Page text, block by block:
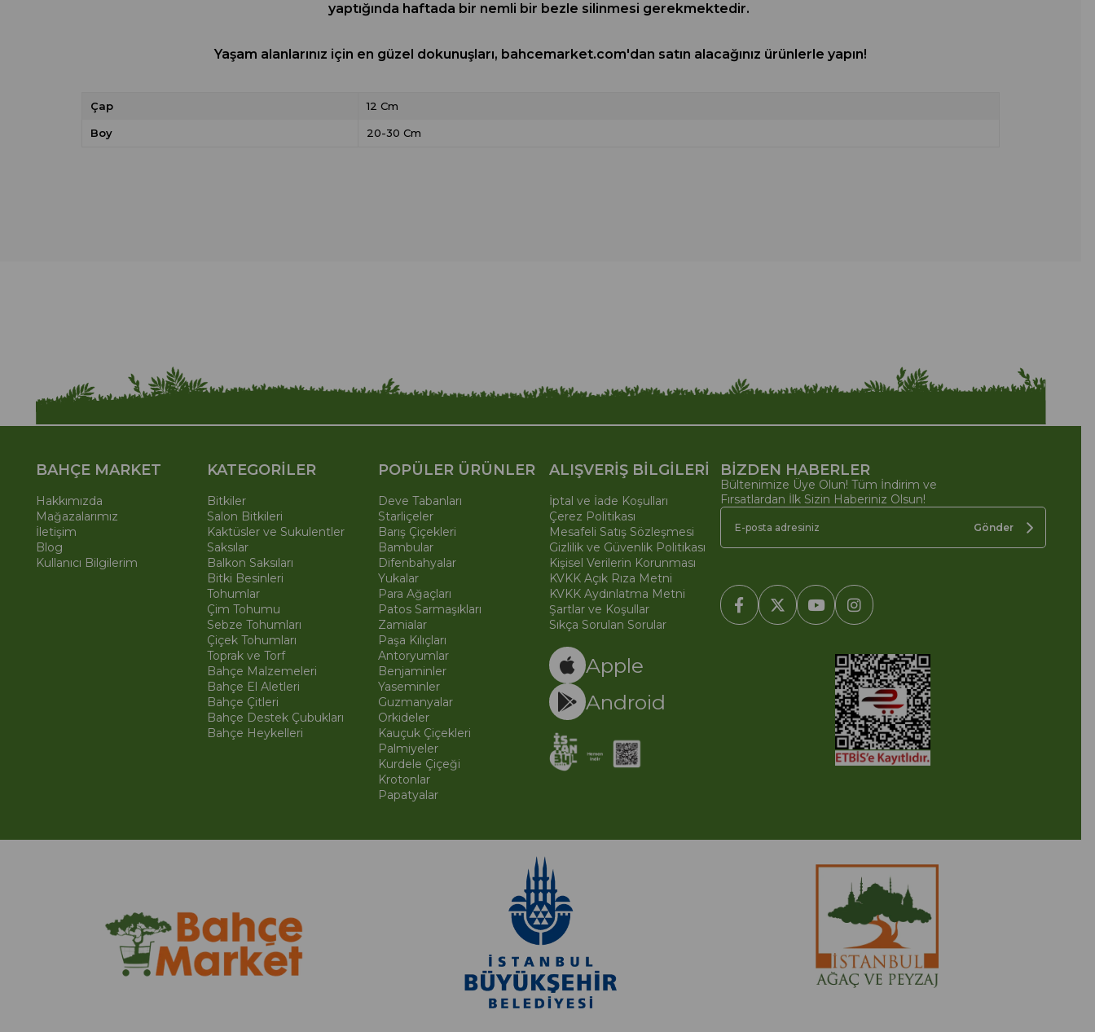
yaptığında haftada bir nemli bir bezle silinmesi gerekmektedir.
Yaşam alanlarınız için en güzel dokunuşları, bahcemarket.com'dan satın alacağınız ürünlerle yapın!
Çap 12 Cm
Boy 20-30 Cm
BAHÇE MARKET
Hakkımızda
Mağazalarımız
İletişim
Blog
Kullanıcı Bilgilerim
KATEGORİLER
Bitkiler
Salon Bitkileri
Kaktüsler ve Sukulentler
Saksılar
Balkon Saksıları
Bitki Besinleri
Tohumlar
Çim Tohumu
Sebze Tohumları
Çiçek Tohumları
Toprak ve Torf
Bahçe Malzemeleri
Bahçe El Aletleri
Bahçe Çitleri
Bahçe Destek Çubukları
Bahçe Heykelleri
POPÜLER ÜRÜNLER
Deve Tabanları
Starliçeler
Barış Çiçekleri
Bambular
Difenbahyalar
Yukalar
Para Ağaçları
Patos Sarmaşıkları
Zamialar
Paşa Kılıçları
Antoryumlar
Benjaminler
Yaseminler
Guzmanyalar
Orkideler
Kauçuk Çiçekleri
Palmiyeler
Kurdele Çiçeği
Krotonlar
Papatyalar
ALIŞVERİŞ BİLGİLERİ
İptal ve İade Koşulları
Çerez Politikası
Mesafeli Satış Sözleşmesi
Gizlilik ve Güvenlik Politikası
Kişisel Verilerin Korunması
KVKK Açık Rıza Metni
KVKK Aydınlatma Metni
Şartlar ve Koşullar
Sıkça Sorulan Sorular
Apple
Android
BİZDEN HABERLER
Bültenimize Üye Olun! Tüm İndirim ve
Fırsatlardan İlk Sizin Haberiniz Olsun!
Gönder